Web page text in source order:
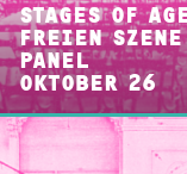
STAGES OF
FREIEN
PANEL
OKTOBER 26